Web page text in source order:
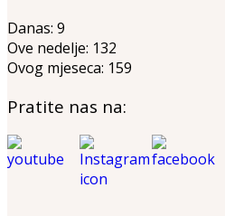
Danas: 9
Ove nedelje: 132
Ovog mjeseca: 159
Pratite nas na: